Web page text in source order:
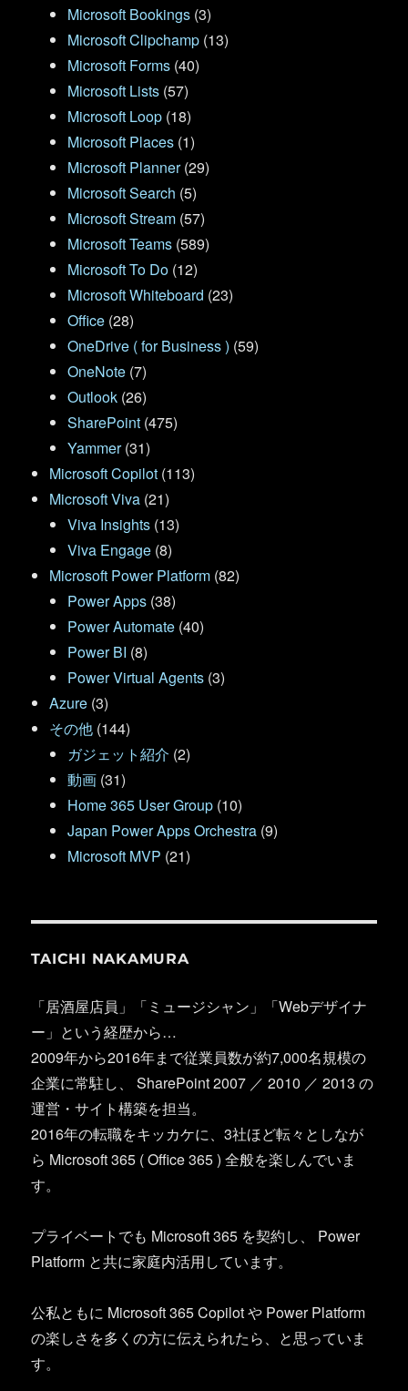
Microsoft Bookings (3)
Microsoft Clipchamp (13)
Microsoft Forms (40)
Microsoft Lists (57)
Microsoft Loop (18)
Microsoft Places (1)
Microsoft Planner(29)
Microsoft Search (5)
Microsoft Stream (57)
Microsoft Teams (589)
Microsoft To Do (12)
Microsoft Whiteboard (23)
Office (28)
OneDrive ( for Business ) (59)
OneNote (7)
Outlook (26)
SharePoint (475)
Yammer(31)
Microsoft Copilot (113)
Microsoft Viva (21)
Viva Insights (13)
Viva Engage (8)
Microsoft Power Platform (82)
Power Apps (38)
Power Automate (40)
Power BI (8)
Power Virtual Agents (3)
Azure (3)
その他 (144)
ガジェット紹介 (2)
動画 (31)
Home 365 User Group (10)
Japan Power Apps Orchestra (9)
Microsoft MVP (21)
TAICHI NAKAMURA
「居酒屋店員」「ミュージシャン」「Webデザイナ
ー」という経歴から…
2009年から2016年まで従業員数が約7,000名規模の
企業に常駐し、 SharePoint 2007 ／ 2010 ／ 2013 の
運営・サイト構築を担当。
2016年の転職をキッカケに、3社ほど転々としなが
ら Microsoft 365 ( Office 365 ) 全般を楽しんでいま
す。
プライベートでも Microsoft 365 を契約し、 Power
Platform と共に家庭内活用しています。
公私ともに Microsoft 365 Copilot や Power Platform
の楽しさを多くの方に伝えられたら、と思っていま
す。